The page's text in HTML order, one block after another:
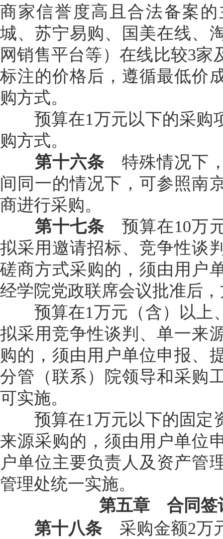
商家信誉度高且合法备案
城、苏宁易购、国美在线、
网销售平台等）在线比较3
标注的价格后，遵循最低价
购方式。
预算在1万元以下的采购
购方式。
第十六条 特殊情况下
间同一的情况下，可参照南
商进行采购。
第十七条 预算在10万
拟采用邀请招标、竞争性谈
磋商方式采购的，须由用户
经学院党政联席会议批准后
预算在1万元（含）以上
拟采用竞争性谈判、单一来
购的，须由用户单位申报、
分管（联系）院领导和采购
可实施。
预算在1万元以下的固定
来源采购的，须由用户单位
户单位主要负责人及资产管
管理处统一实施。
第五章 合同签
第十八条 采购金额2万